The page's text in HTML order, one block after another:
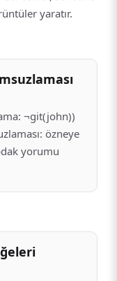
yaratır.
¬git(john))
özneye
yorumu